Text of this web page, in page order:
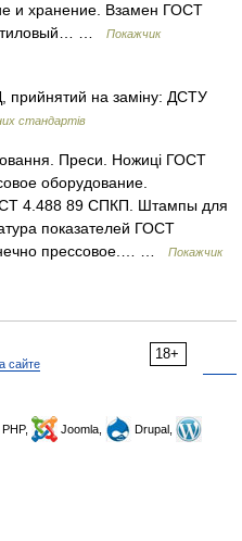
и хранение. Взамен ГОСТ
…
Покажчик
прийнятий на заміну: ДСТУ
стандартів
Преси. Ножиці ГОСТ
оборудование.
4.488 89 СПКП. Штампы для
показателей ГОСТ
прессовое.… …
Покажчик
18+
сайте
Joomla,
Drupal,